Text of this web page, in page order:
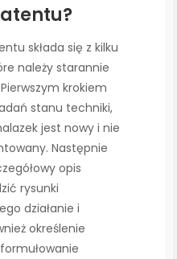
składa się z kilku
należy starannie
krokiem
stanu techniki,
jest nowy i nie
Następnie
opis
rysunki
działanie i
określenie